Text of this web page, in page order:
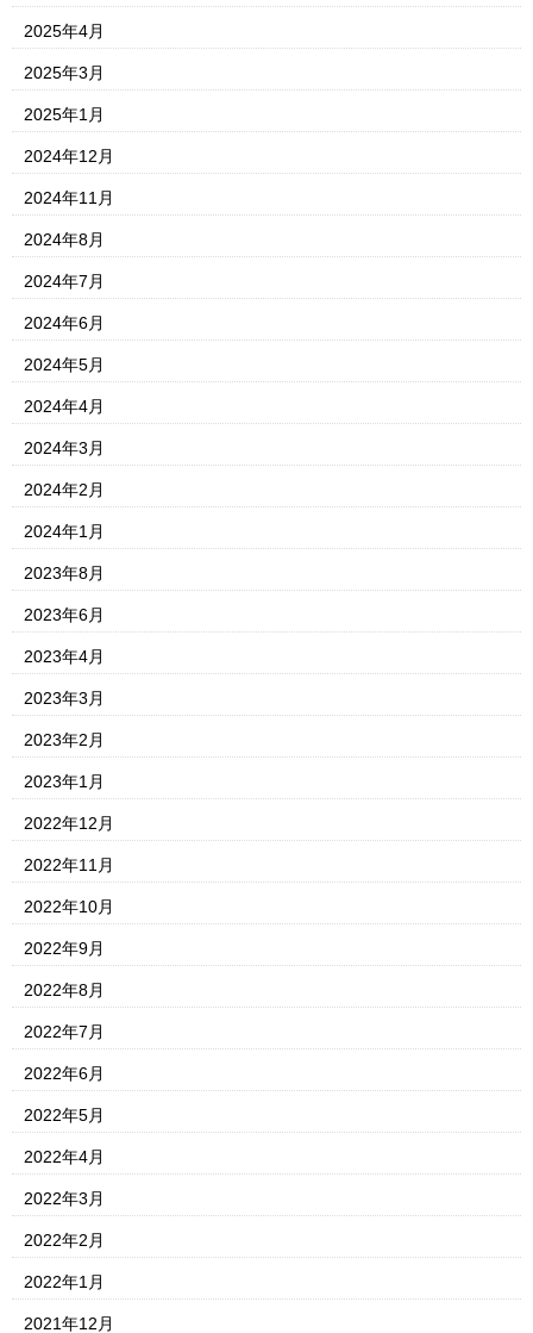
2025年4月
2025年3月
2025年1月
2024年12月
2024年11月
2024年8月
2024年7月
2024年6月
2024年5月
2024年4月
2024年3月
2024年2月
2024年1月
2023年8月
2023年6月
2023年4月
2023年3月
2023年2月
2023年1月
2022年12月
2022年11月
2022年10月
2022年9月
2022年8月
2022年7月
2022年6月
2022年5月
2022年4月
2022年3月
2022年2月
2022年1月
2021年12月